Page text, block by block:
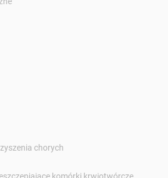
chorych
komórki krwiotwórcze